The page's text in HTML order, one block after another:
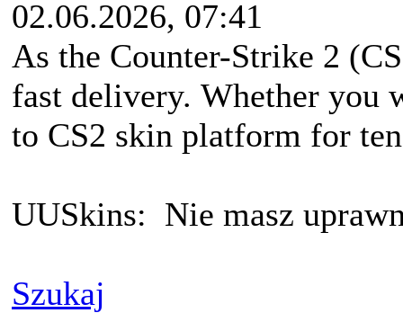
02.06.2026, 07:41
As the Counter-Strike 2
fast delivery. Whether you
to CS2 skin platform for
UUSkins: Nie masz
Szukaj